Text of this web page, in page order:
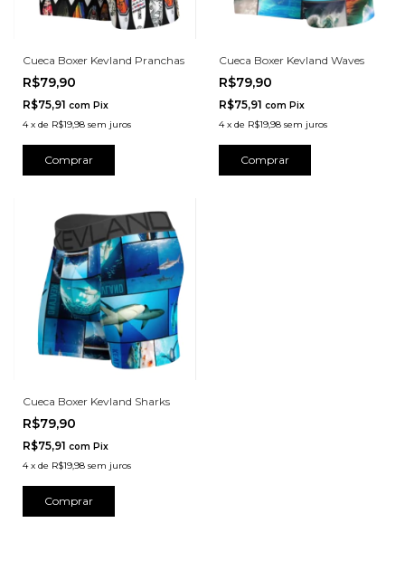
Cueca Boxer Kevland Pranchas
R$79,90
R$75,91 com Pix
4 x de R$19,98 sem juros
Comprar
Cueca Boxer Kevland Waves
R$79,90
R$75,91 com Pix
4 x de R$19,98 sem juros
Comprar
Cueca Boxer Kevland Sharks
R$79,90
R$75,91 com Pix
4 x de R$19,98 sem juros
Comprar